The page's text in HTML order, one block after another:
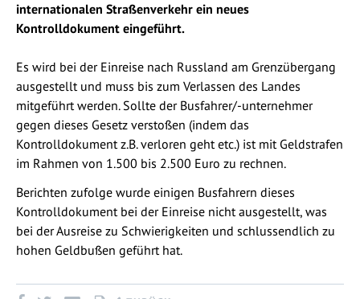
internationalen Straßenverkehr ein neues
Kontrolldokument eingeführt.
Es wird bei der Einreise nach Russland am Grenzübergang
ausgestellt und muss bis zum Verlassen des Landes
mitgeführt werden. Sollte der Busfahrer/-unternehmer
gegen dieses Gesetz verstoßen (indem das
Kontrolldokument z.B. verloren geht etc.) ist mit Geldstrafen
im Rahmen von 1.500 bis 2.500 Euro zu rechnen.
Berichten zufolge wurde einigen Busfahrern dieses
Kontrolldokument bei der Einreise nicht ausgestellt, was
bei der Ausreise zu Schwierigkeiten und schlussendlich zu
hohen Geldbußen geführt hat.